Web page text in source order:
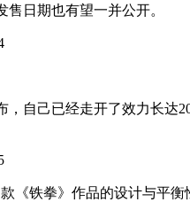
日期也有望一并公开。
自己已经走开了效力长达
铁拳》作品的设计与平衡